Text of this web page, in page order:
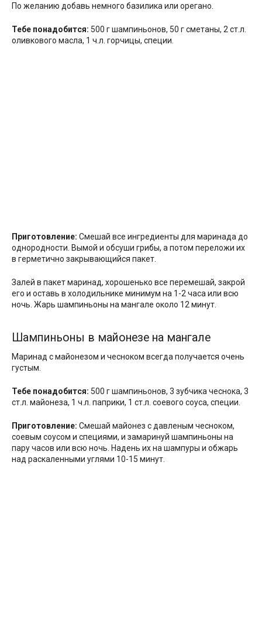
По желанию добавь немного базилика или орегано.
Тебе понадобится: 500 г шампиньонов, 50 г сметаны, 2 ст.л.
оливкового масла, 1 ч.л. горчицы, специи.
Приготовление: Смешай все ингредиенты для маринада до
однородности. Вымой и обсуши грибы, а потом переложи их
в герметично закрывающийся пакет.
Залей в пакет маринад, хорошенько все перемешай, закрой
его и оставь в холодильнике минимум на 1-2 часа или всю
ночь. Жарь шампиньоны на мангале около 12 минут.
Шампиньоны в майонезе на мангале
Маринад с майонезом и чесноком всегда получается очень
густым.
Тебе понадобится: 500 г шампиньонов, 3 зубчика чеснока, 3
ст.л. майонеза, 1 ч.л. паприки, 1 ст.л. соевого соуса, специи.
Приготовление: Смешай майонез с давленым чесноком,
соевым соусом и специями, и замаринуй шампиньоны на
пару часов или всю ночь. Надень их на шампуры и обжарь
над раскаленными углями 10-15 минут.